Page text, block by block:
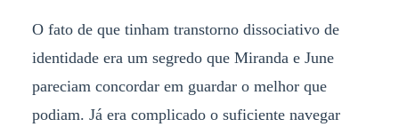
O fato de que tinham transtorno dissociativo de
identidade era um segredo que Miranda e June
pareciam concordar em guardar o melhor que
podiam. Já era complicado o suficiente navegar